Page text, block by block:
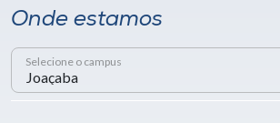
Onde estamos
Selecione o campus